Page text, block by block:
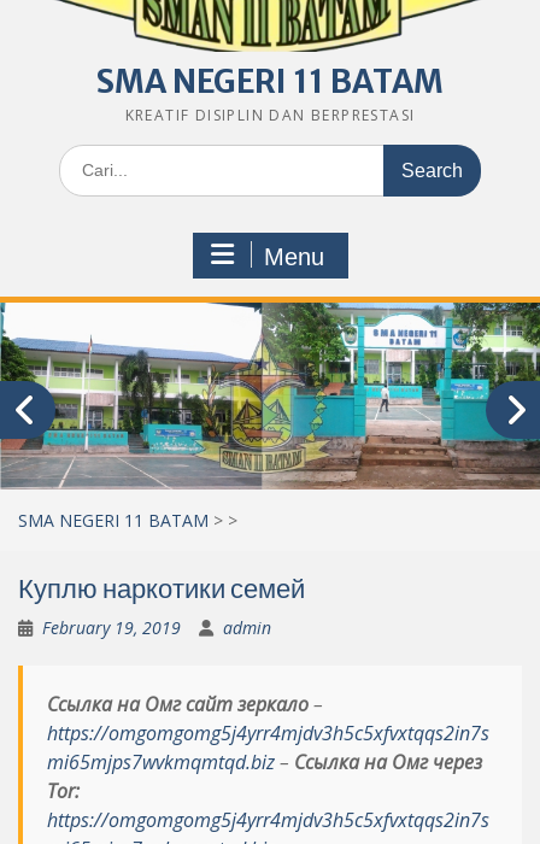
SMA NEGERI 11 BATAM
KREATIF DISIPLIN DAN BERPRESTASI
Search
for:
Menu
SMA NEGERI 11 BATAM > >
Куплю наркотики семей
February 19, 2019 admin
Ссылка на Омг сайт зеркало–
https://omgomgomg5j4yrr4mjdv3h5c5xfvxtqqs2in7s
mi65mjps7wvkmqmtqd.biz– Ссылка на Омг через
Tor:
https://omgomgomg5j4yrr4mjdv3h5c5xfvxtqqs2in7s